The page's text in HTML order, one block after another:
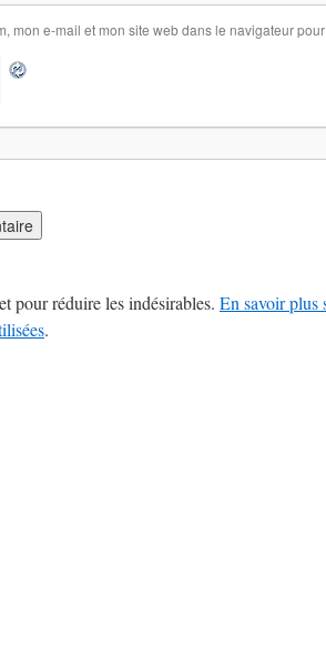
mon e-mail et mon site web dans le navigateur
pour réduire les indésirables. En savoir plus
.